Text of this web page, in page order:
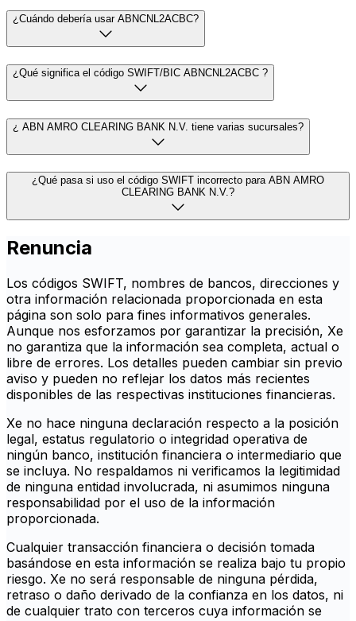
¿Cuándo debería usar ABNCNL2ACBC?
¿Qué significa el código SWIFT/BIC ABNCNL2ACBC ?
¿ ABN AMRO CLEARING BANK N.V. tiene varias sucursales?
¿Qué pasa si uso el código SWIFT incorrecto para ABN AMRO
CLEARING BANK N.V.?
Renuncia
Los códigos SWIFT, nombres de bancos, direcciones y
otra información relacionada proporcionada en esta
página son solo para fines informativos generales.
Aunque nos esforzamos por garantizar la precisión, Xe
no garantiza que la información sea completa, actual o
libre de errores. Los detalles pueden cambiar sin previo
aviso y pueden no reflejar los datos más recientes
disponibles de las respectivas instituciones financieras.
Xe no hace ninguna declaración respecto a la posición
legal, estatus regulatorio o integridad operativa de
ningún banco, institución financiera o intermediario que
se incluya. No respaldamos ni verificamos la legitimidad
de ninguna entidad involucrada, ni asumimos ninguna
responsabilidad por el uso de la información
proporcionada.
Cualquier transacción financiera o decisión tomada
basándose en esta información se realiza bajo tu propio
riesgo. Xe no será responsable de ninguna pérdida,
retraso o daño derivado de la confianza en los datos, ni
de cualquier trato con terceros cuya información se